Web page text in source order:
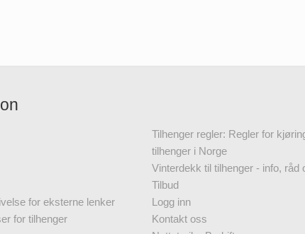
for eksterne lenker
for tilhenger
Tilhenger regler: Regler for
tilhenger i Norge
Vinterdekk til tilhenger - info, råd
Tilbud
Logg inn
Kontakt oss